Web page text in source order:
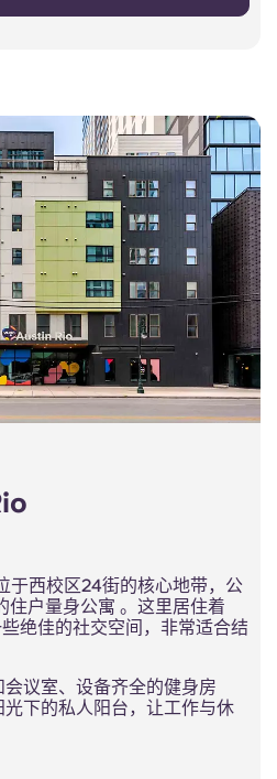
于西校区24街的核心地带，公
住户量身公寓 。这里居住着
绝佳的社交空间，非常适合结
议室、设备齐全的健身房
光下的私人阳台，让工作与休